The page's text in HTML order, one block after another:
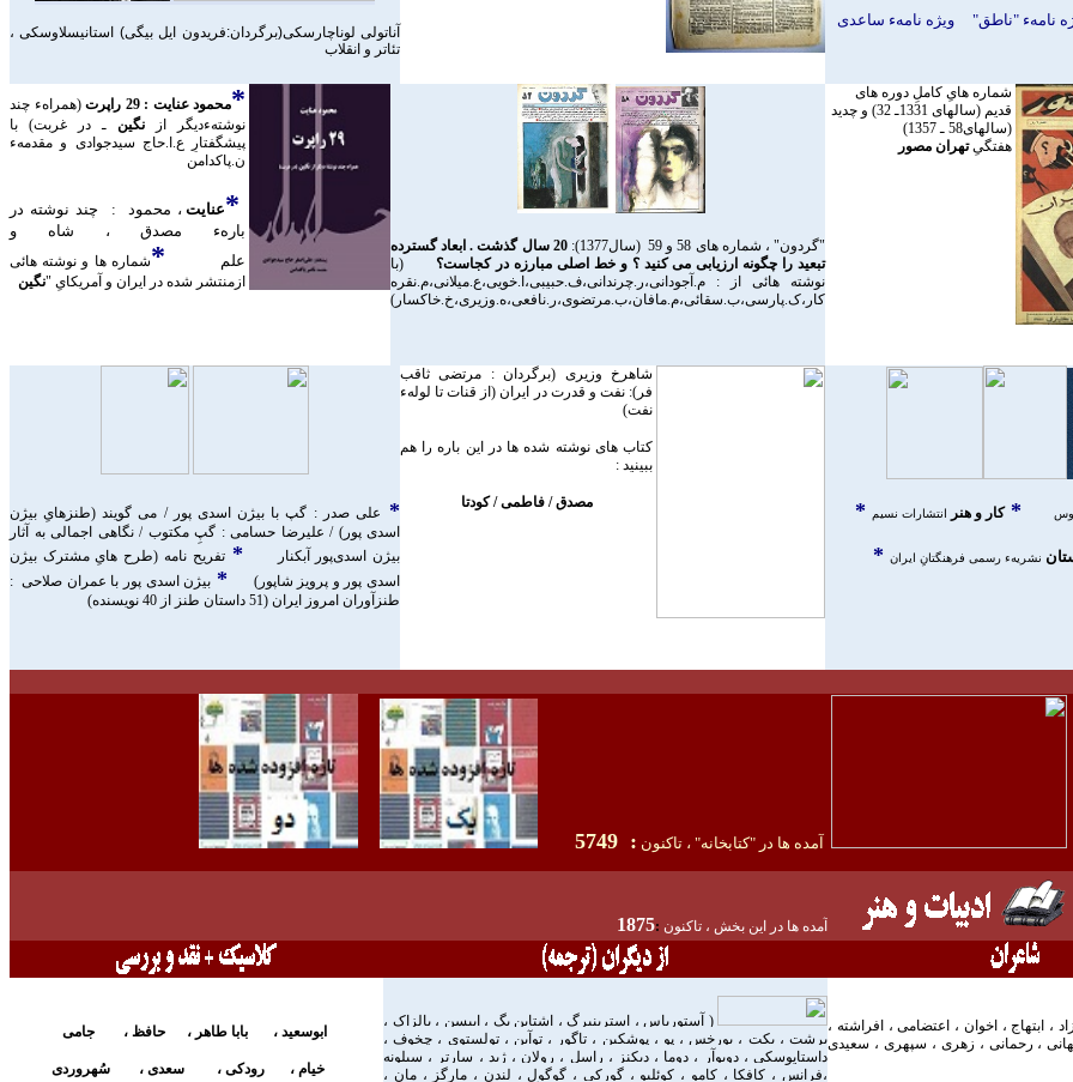
آناتولی لوناچارسکی(برگردان:فريدون ايل بيگی) استانيسلاوسکی ،
تئاتر و انقلاب
نامهء "ناطق" ويژه نامهء ساعدی
*محمود عنايت : 29 راپرت
(همراهء چند
نوشتهءديگر از نگين ـ در غربت) با
پيشگفتارِ ع.ا.حاج سيدجوادی و مقدمهء
ن.پاکدامن
*عنايت ، محمود : چند نوشته در
بارهء مصدق ، شاه و
علم
*شماره ها و نوشته هائی
ازمنتشر شده در ايران و آمريکایِ "نگين
"گردون" ، شماره های 58 و 59 (سال1377):
20 سال گذشت . ابعاد گسترده
تبعيد را چگونه ارزيابی می کنيد ؟ و خط اصلی مبارزه در کجاست؟
(با
نوشته هائی از : م.آجودانی،ر.چرندانی،ف.حبيبی،ا.خويی،ع.ميلانی،م.نقره
کار،ک.پارسی،ب.سقائی،م.مافان،ب.مرتضوی،ر.نافعی،ه.وزيری،خ.خاکسار )
شماره هایِ کاملِ دوره های
قديم (سالهای
1331ـ 32) و چديد
(سالهای58 ـ 1357)
هفتگیِتهران مصور
*
علی صدر : گپ با بيژن اسدی پور / می گويند (طنزهایِ بيژن
اسدی پور) / عليرضا حسامی : گپِ مکتوب / نگاهی اجمالی به آثار
بیژن اسدی‌پور آبکنار
*تفريح نامه (طرح هایِ مشترک بيژن
اسدی پور و پرويز شاپور)
* بيژن اسدی پور با عمران صلاحی :
طنزآوران امروز ايران (51 داستان طنز از 40 نويسنده)
شاهرخ وزيری (برگردان : مرتضی ثاقب
فر): نفت و قدرت در ايران (از قنات تا لولهء
نفت)
کتاب های نوشته شده ها در اين باره را هم
ببينيد :
مصدق / فاطمی / کودتا * * کار و هنر انتشارات نسيم
* نشريهء رسمی فرهنگتانِ ايران
آمده ها در "کتابخانه" ، تاکنون :
5749
آمده ها در اين بخش ، تاکنون :
1875
ابوسعيد ، بابا طاهر ، حافظ ، جامی
خيام ، رودکی ، سعدی ، سُهروردی
( آستورياس ، استرينبرگ ، اشتاين بگ ، ايبسن ، بالزاک ،
برشت ، بکت ، بورخس ، پو ، پوشکين ، تاگور ، توآين ، تولستوی ، چخوف ،
داستايوسکی ، دوبوآر ، دوما ، ديکنز ، راسل ، رولان ، ژيد ، سارتر ، سيلونه
،فرانس ، کافکا ، کامو ، کوئليو ، گورکی ، گوگول ، لندن ، مارگز ، مان ،
آزاد ، ابتهاج ، اخوان ، اعتضامی ، افراشته ،
، رحمانی ، زهری ، سپهری ، سعيدی